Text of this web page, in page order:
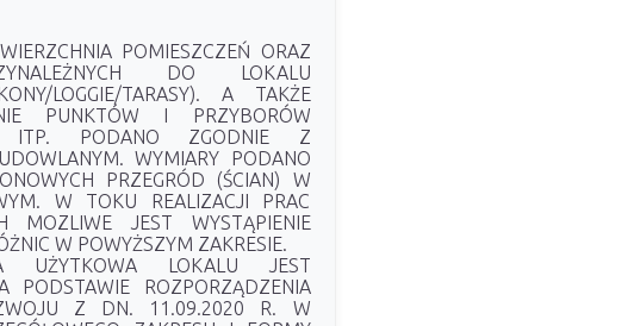
POMIESZCZEŃ ORAZ
DO LOKALU
LOGGIE/TARASY). A TAKŻE
PUNKTÓW I PRZYBORÓW
ITP. PODANO ZGODNIE Z
WYMIARY PODANO
PRZEGRÓD (ŚCIAN) W
W TOKU REALIZACJI PRAC
MOZLIWE JEST WYSTĄPIENIE
W POWYŻSZYM ZAKRESIE.
UŻYTKOWA LOKALU JEST
PODSTAWIE ROZPORZĄDZENIA
Z DN. 11.09.2020 R. W